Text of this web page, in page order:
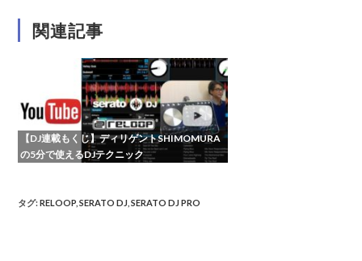
関連記事
【DJ連載もくじ】ディリゲントSHIMOMURA
の5分で使えるDJテクニック
タグ:RELOOP SERATO DJ SERATO DJ PRO